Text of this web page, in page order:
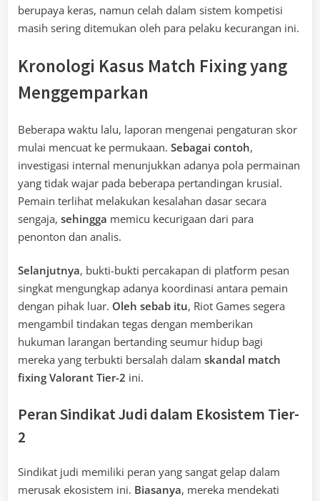
berupaya keras, namun celah dalam sistem kompetisi
masih sering ditemukan oleh para pelaku kecurangan ini.
Kronologi Kasus Match Fixing yang
Menggemparkan
Beberapa waktu lalu, laporan mengenai pengaturan skor
mulai mencuat ke permukaan. Sebagai contoh,
investigasi internal menunjukkan adanya pola permainan
yang tidak wajar pada beberapa pertandingan krusial.
Pemain terlihat melakukan kesalahan dasar secara
sengaja, sehingga memicu kecurigaan dari para
penonton dan analis.
Selanjutnya, bukti-bukti percakapan di platform pesan
singkat mengungkap adanya koordinasi antara pemain
dengan pihak luar. Oleh sebab itu, Riot Games segera
mengambil tindakan tegas dengan memberikan
hukuman larangan bertanding seumur hidup bagi
mereka yang terbukti bersalah dalam skandal match
fixing Valorant Tier-2 ini.
Peran Sindikat Judi dalam Ekosistem Tier-
2
Sindikat judi memiliki peran yang sangat gelap dalam
merusak ekosistem ini. Biasanya, mereka mendekati